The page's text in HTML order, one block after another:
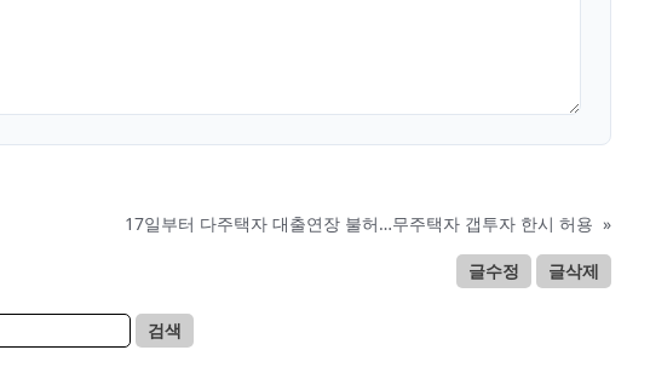
17일부터 다주택자 대출연장 불허…무주택자 갭투자 한시 허용 »
글수정 글삭제
검색